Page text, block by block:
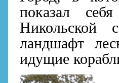
показал
Никольской
ландшафт
идущие